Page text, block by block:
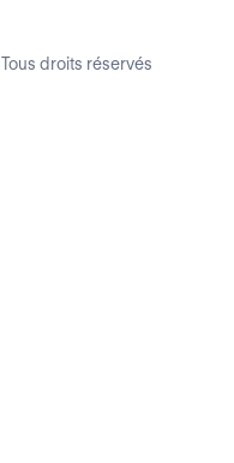
Tous droits réservés